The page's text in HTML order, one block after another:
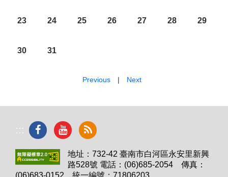
23 24 25 26 27 28 29
30 31
Previous| Next
:::
地址：732-42 臺南市白河區永安里新興
路528號 電話：(06)685-2054 傳真：
(06)683-0152 統一編號：71806203